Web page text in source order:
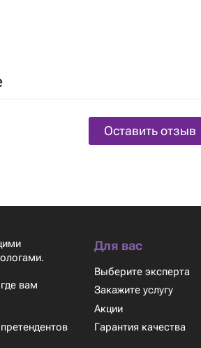
Оставить отзыв
вам
Для вас
Выберите эксперта
Закажите услугу
Акции
Гарантия качества